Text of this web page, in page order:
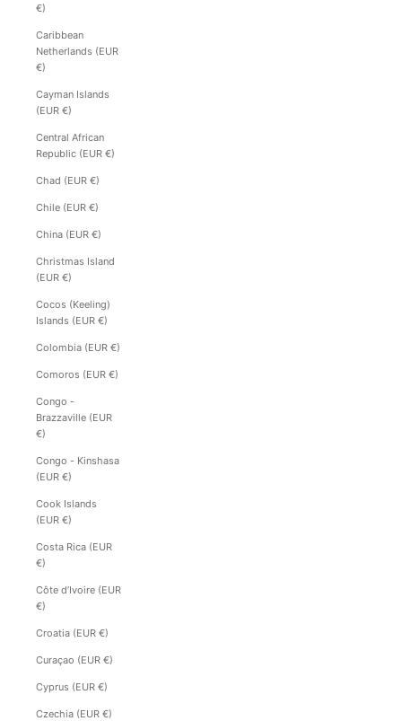
€)
Caribbean
Netherlands (EUR
€)
Cayman Islands
(EUR €)
Central African
Republic (EUR €)
Chad (EUR €)
Chile (EUR €)
China (EUR €)
Christmas Island
(EUR €)
Cocos (Keeling)
Islands (EUR €)
Colombia (EUR €)
Comoros (EUR €)
Congo -
Brazzaville (EUR
€)
Congo - Kinshasa
(EUR €)
Cook Islands
(EUR €)
Costa Rica (EUR
€)
Côte d’Ivoire (EUR
€)
Croatia (EUR €)
Curaçao (EUR €)
Cyprus (EUR €)
Czechia (EUR €)